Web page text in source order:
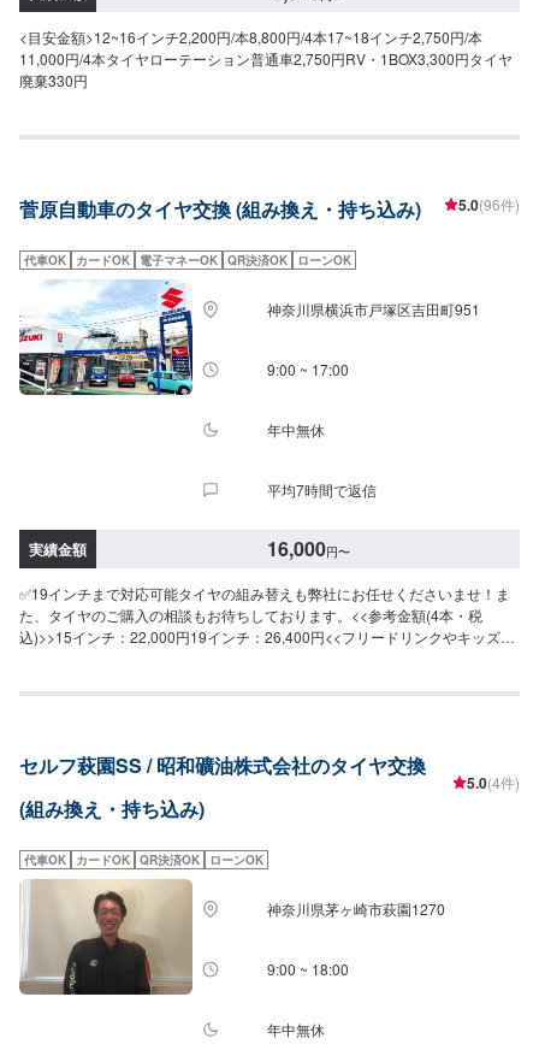
<目安金額>12~16インチ2,200円/本8,800円/4本17~18インチ2,750円/本
11,000円/4本タイヤローテーション普通車2,750円RV・1BOX3,300円タイヤ
廃棄330円
菅原自動車のタイヤ交換 (組み換え・持ち込み) 5.0(96件)
代車OK カードOK 電子マネーOK QR決済OK ローンOK
神奈川県横浜市戸塚区吉田町951
9:00 ~ 17:00
年中無休
平均7時間で返信
実績金額 16,000円〜
✅19インチまで対応可能タイヤの組み替えも弊社にお任せくださいませ！ま
た、タイヤのご購入の相談もお待ちしております。<<参考金額(4本・税
込)>>15インチ：22,000円19インチ：26,400円<<フリードリンクやキッズル
車検査員が5名、二級整備士が5名、車体整備士が1名と、多数の工員が在籍
セルフ萩園SS / 昭和礦油株式会社のタイヤ交換
(組み換え・持ち込み)
5.0(4件)
代車OK カードOK QR決済OK ローンOK
神奈川県茅ヶ崎市萩園1270
9:00 ~ 18:00
年中無休